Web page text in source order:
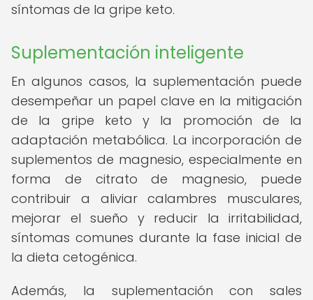
síntomas de la gripe keto.
Suplementación inteligente
En algunos casos, la suplementación puede
desempeñar un papel clave en la mitigación
de la gripe keto y la promoción de la
adaptación metabólica. La incorporación de
suplementos de magnesio, especialmente en
forma de citrato de magnesio, puede
contribuir a aliviar calambres musculares,
mejorar el sueño y reducir la irritabilidad,
síntomas comunes durante la fase inicial de
la dieta cetogénica.
Además, la suplementación con sales